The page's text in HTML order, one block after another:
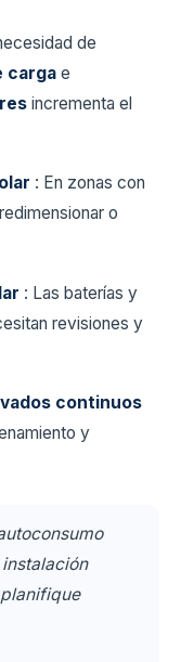
de
carga e
incrementa el
: En zonas con
o
: Las baterías y
revisiones y
continuos
y